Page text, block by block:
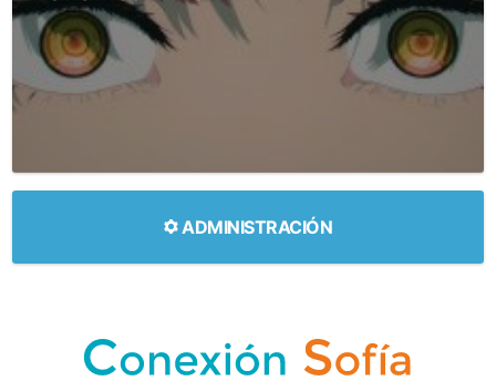
ADMINISTRACIÓN